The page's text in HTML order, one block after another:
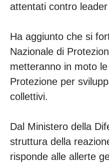
attentati contro leader
Ha aggiunto che si
Nazionale di
metteranno in moto
Protezione per
collettivi.
Dal Ministero della
struttura della
risponde alle allerte